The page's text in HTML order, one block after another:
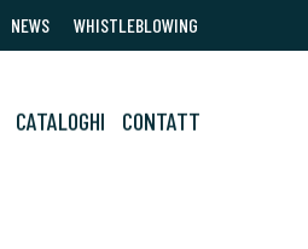
NEWS WHISTLEBLOWING
CATALOGHI CONTATTI